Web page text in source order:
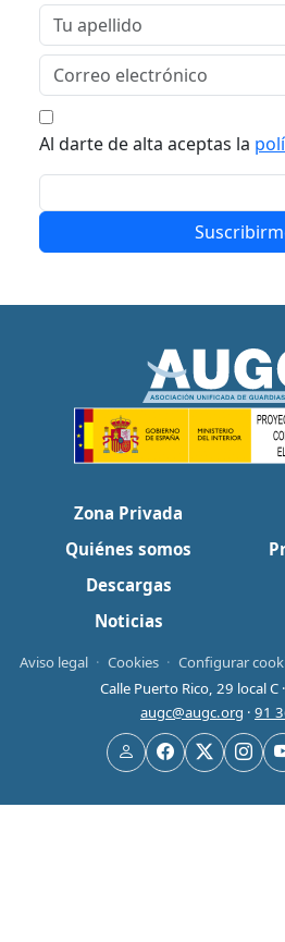
Al darte de alta aceptas la
Zona Privada
Quiénes somos
Descargas
Noticias
Aviso legal · Cookies · Configurar
Calle Puerto Rico, 29 local
augc@augc.org · 91
UsuarioFacebook
X